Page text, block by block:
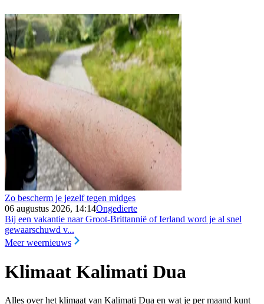
Zo bescherm je jezelf tegen midges
06 augustus 2026, 14:14Ongedierte
Bij een vakantie naar Groot-Brittannië of Ierland word je al snel
gewaarschuwd v...
Meer weernieuws
Klimaat Kalimati Dua
Alles over het klimaat van Kalimati Dua en wat je per maand kunt